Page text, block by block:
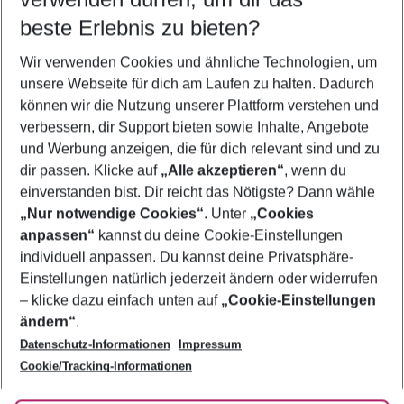
5-8 Nächte
2 Erwachsene Keine Kinder
Mehr Filter anzeigen
Footer
Footer navigation
Über uns
AGB
Bestpreisgarantie
Cookie-Einstellungen ändern
Cookie-Richtlinie
Agenturbetreuung
Barrierefreies Reisen
Folge uns
beste Erlebnis zu bieten?
Wir verwenden Cookies und ähnliche Technologien, um
unsere Webseite für dich am Laufen zu halten. Dadurch
können wir die Nutzung unserer Plattform verstehen und
verbessern, dir Support bieten sowie Inhalte, Angebote
und Werbung anzeigen, die für dich relevant sind und zu
dir passen. Klicke auf „Alle akzeptieren“, wenn du
einverstanden bist. Dir reicht das Nötigste? Dann wähle
„Nur notwendige Cookies“. Unter „Cookies
anpassen“ kannst du deine Cookie-Einstellungen
individuell anpassen. Du kannst deine Privatsphäre-
Einstellungen natürlich jederzeit ändern oder widerrufen
– klicke dazu einfach unten auf „Cookie-Einstellungen
ändern“.
Datenschutz-Informationen
Impressum
Cookie/Tracking-Informationen